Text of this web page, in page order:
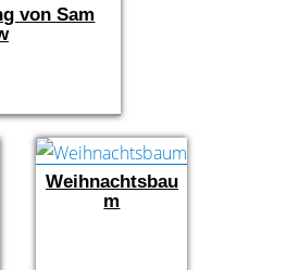
von Sam
Weihnachtsbau
m